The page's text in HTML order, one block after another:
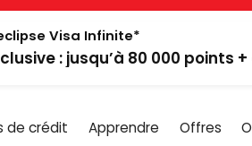
Visa Infinite*
: jusqu’à 80 000 points
de crédit Apprendre Offres